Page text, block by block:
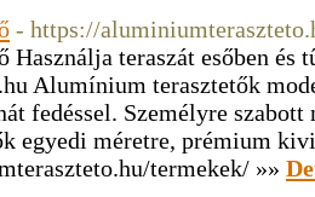
- https://
teraszát esőben és
Alumínium terasztetők
fedéssel. Személyre szabott
egyedi méretre, prémium
termekek/ »»